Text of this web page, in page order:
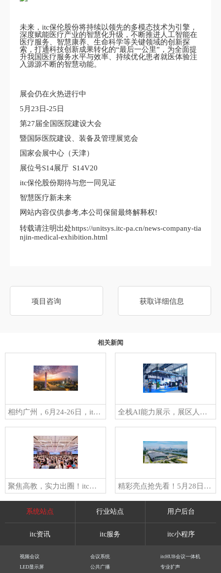
未来，itc保伦股份将持续以领先的多模态技术为引擎，
深度赋能医疗产业的智慧化升级，不断推进人工智能在
医疗服务、智慧康养、生命科学等关键领域的创新探
索，打通科技创新成果转化的“最后一公里”，为全面提
升我国医疗服务水平与效率、持续优化患者就医体验注
入源源不断的智慧动能。
展会仍在火热进行中
5月23日-25日
第27届全国医院建设大会
暨国际医院建设、装备及管理展览会
国家会展中心（天津）
展位号S14展厅 S14V20
itc保伦股份期待与您一同见证
智慧医疗新未来
网站内容仅供参考,本公司保留最终解释权!
转载请注明出处https://unitsys.itc-pa.cn/news-company-tia
njin-medical-exhibition.html
项目咨询 获取详细信息
相关新闻
相约广州，6月24-26日，itc邀您共赴粤港澳大湾区智慧交通科技创新大会暨成果展！ 全栈AI能力展示，展区人气爆棚！itc保伦股份精彩亮相第24届广州国际专业灯光、音响展览会
聚焦高教，实力出圈！itc保伦股份精彩亮相第64届高等教育博览会！ 精彩亮点抢先看！5月28日-31日，itc邀您共赴2026年广州国际专业灯光、音响展览会
系统站点 行业站点 用户后台
itc资讯 itc服务 itc小程序
视频会议 会议系统
itcHUB会议一体机
LED显示屏
公共广播 专业扩声